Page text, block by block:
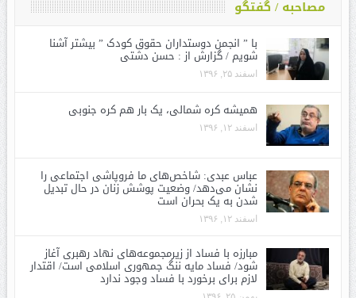
مصاحبه / گفتگو
با ” انجمن دوستداران حقوق کودک ” بیشتر آشنا
شویم / گزارش از : حسن دشتی
اسفند ۲۵, ۱۳۹۶
همیشه کره شمالی، یک بار هم کره جنوبی
اسفند ۱۲, ۱۳۹۶
عباس عبدی: شاخص‌های ما فروپاشی اجتماعی را
نشان می‌دهد/ وضعیت پوشش زنان در حال تبدیل
شدن به یک بحران است
اسفند ۱۲, ۱۳۹۶
مبارزه با فساد از زیرمجموعه‌های نهاد رهبری آغاز
شود/ فساد مایه ننگ جمهوری اسلامی است/ اقتدار
لازم برای برخورد با فساد وجود ندارد